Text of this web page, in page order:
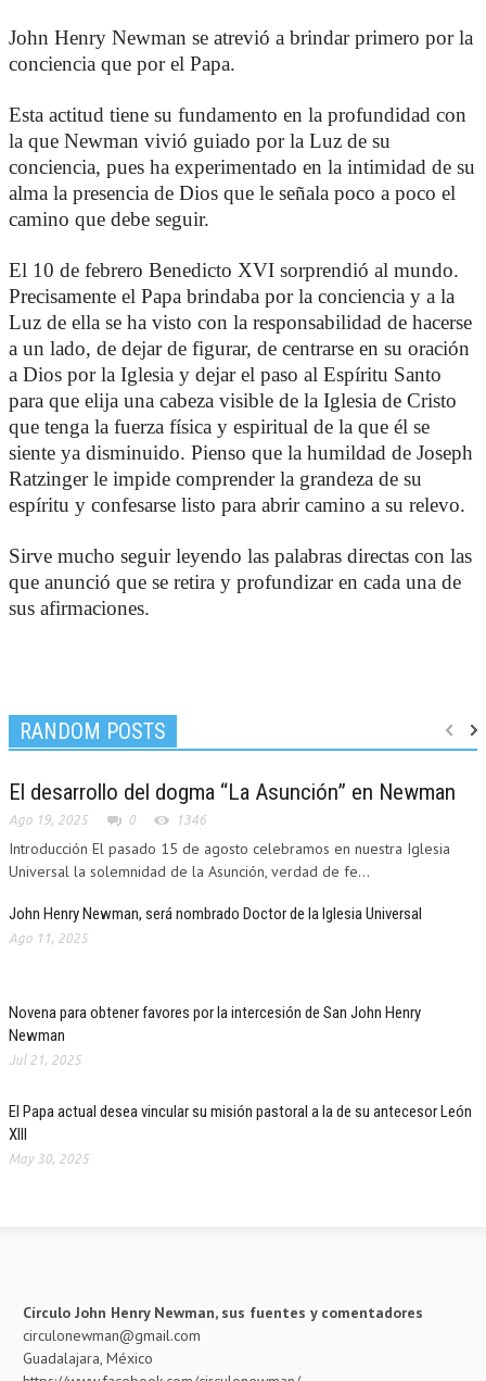
John Henry Newman se atrevió a brindar primero por la
conciencia que por el Papa.
Esta actitud tiene su fundamento en la profundidad con
la que Newman vivió guiado por la Luz de su
conciencia, pues ha experimentado en la intimidad de su
alma la presencia de Dios que le señala poco a poco el
camino que debe seguir.
El 10 de febrero Benedicto XVI sorprendió al mundo.
Precisamente el Papa brindaba por la conciencia y a la
Luz de ella se ha visto con la responsabilidad de hacerse
a un lado, de dejar de figurar, de centrarse en su oración
a Dios por la Iglesia y dejar el paso al Espíritu Santo
para que elija una cabeza visible de la Iglesia de Cristo
que tenga la fuerza física y espiritual de la que él se
siente ya disminuido. Pienso que la humildad de Joseph
Ratzinger le impide comprender la grandeza de su
espíritu y confesarse listo para abrir camino a su relevo.
Sirve mucho seguir leyendo las palabras directas con las
que anunció que se retira y profundizar en cada una de
sus afirmaciones.
RANDOM POSTS
El desarrollo del dogma “La Asunción” en Newman
Ago 19, 2025 0 1346
Introducción El pasado 15 de agosto celebramos en nuestra Iglesia
Universal la solemnidad de la Asunción, verdad de fe...
John Henry Newman, será nombrado Doctor de la Iglesia Universal
Ago 11, 2025
Novena para obtener favores por la intercesión de San John Henry
Newman
Jul 21, 2025
El Papa actual desea vincular su misión pastoral a la de su antecesor León
XIII
May 30, 2025
Círculo John Henry Newman, sus fuentes y comentadores
circulonewman@gmail.com
Guadalajara, México